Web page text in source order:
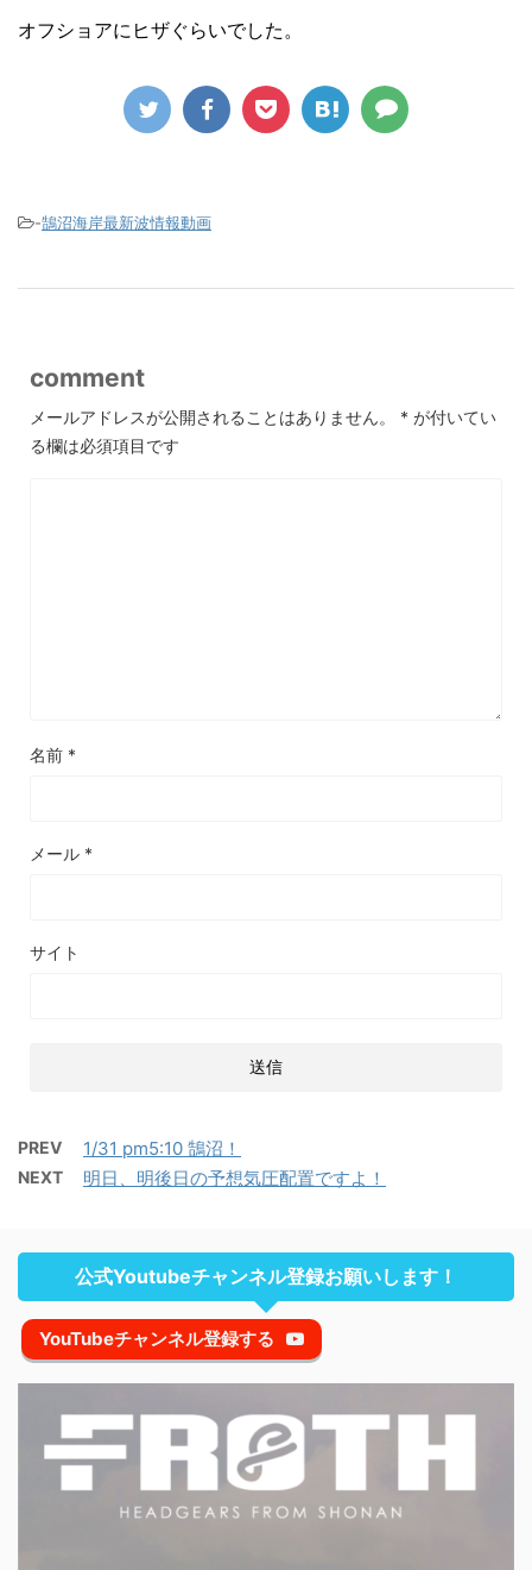
オフショアにヒザぐらいでした。
-鵠沼海岸最新波情報動画
comment
メールアドレスが公開されることはありません。 * が付いてい
る欄は必須項目です
名前 *
メール *
サイト
PREV 1/31 pm5:10 鵠沼！
NEXT 明日、明後日の予想気圧配置ですよ！
公式Youtubeチャンネル登録お願いします！
YouTubeチャンネル登録する